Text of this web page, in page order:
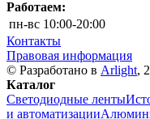
Работаем:
пн-вс 10:00-20:00
Контакты
Правовая информация
© Разработано в Arlight,
Каталог
Светодиодные ленты
и автоматизации